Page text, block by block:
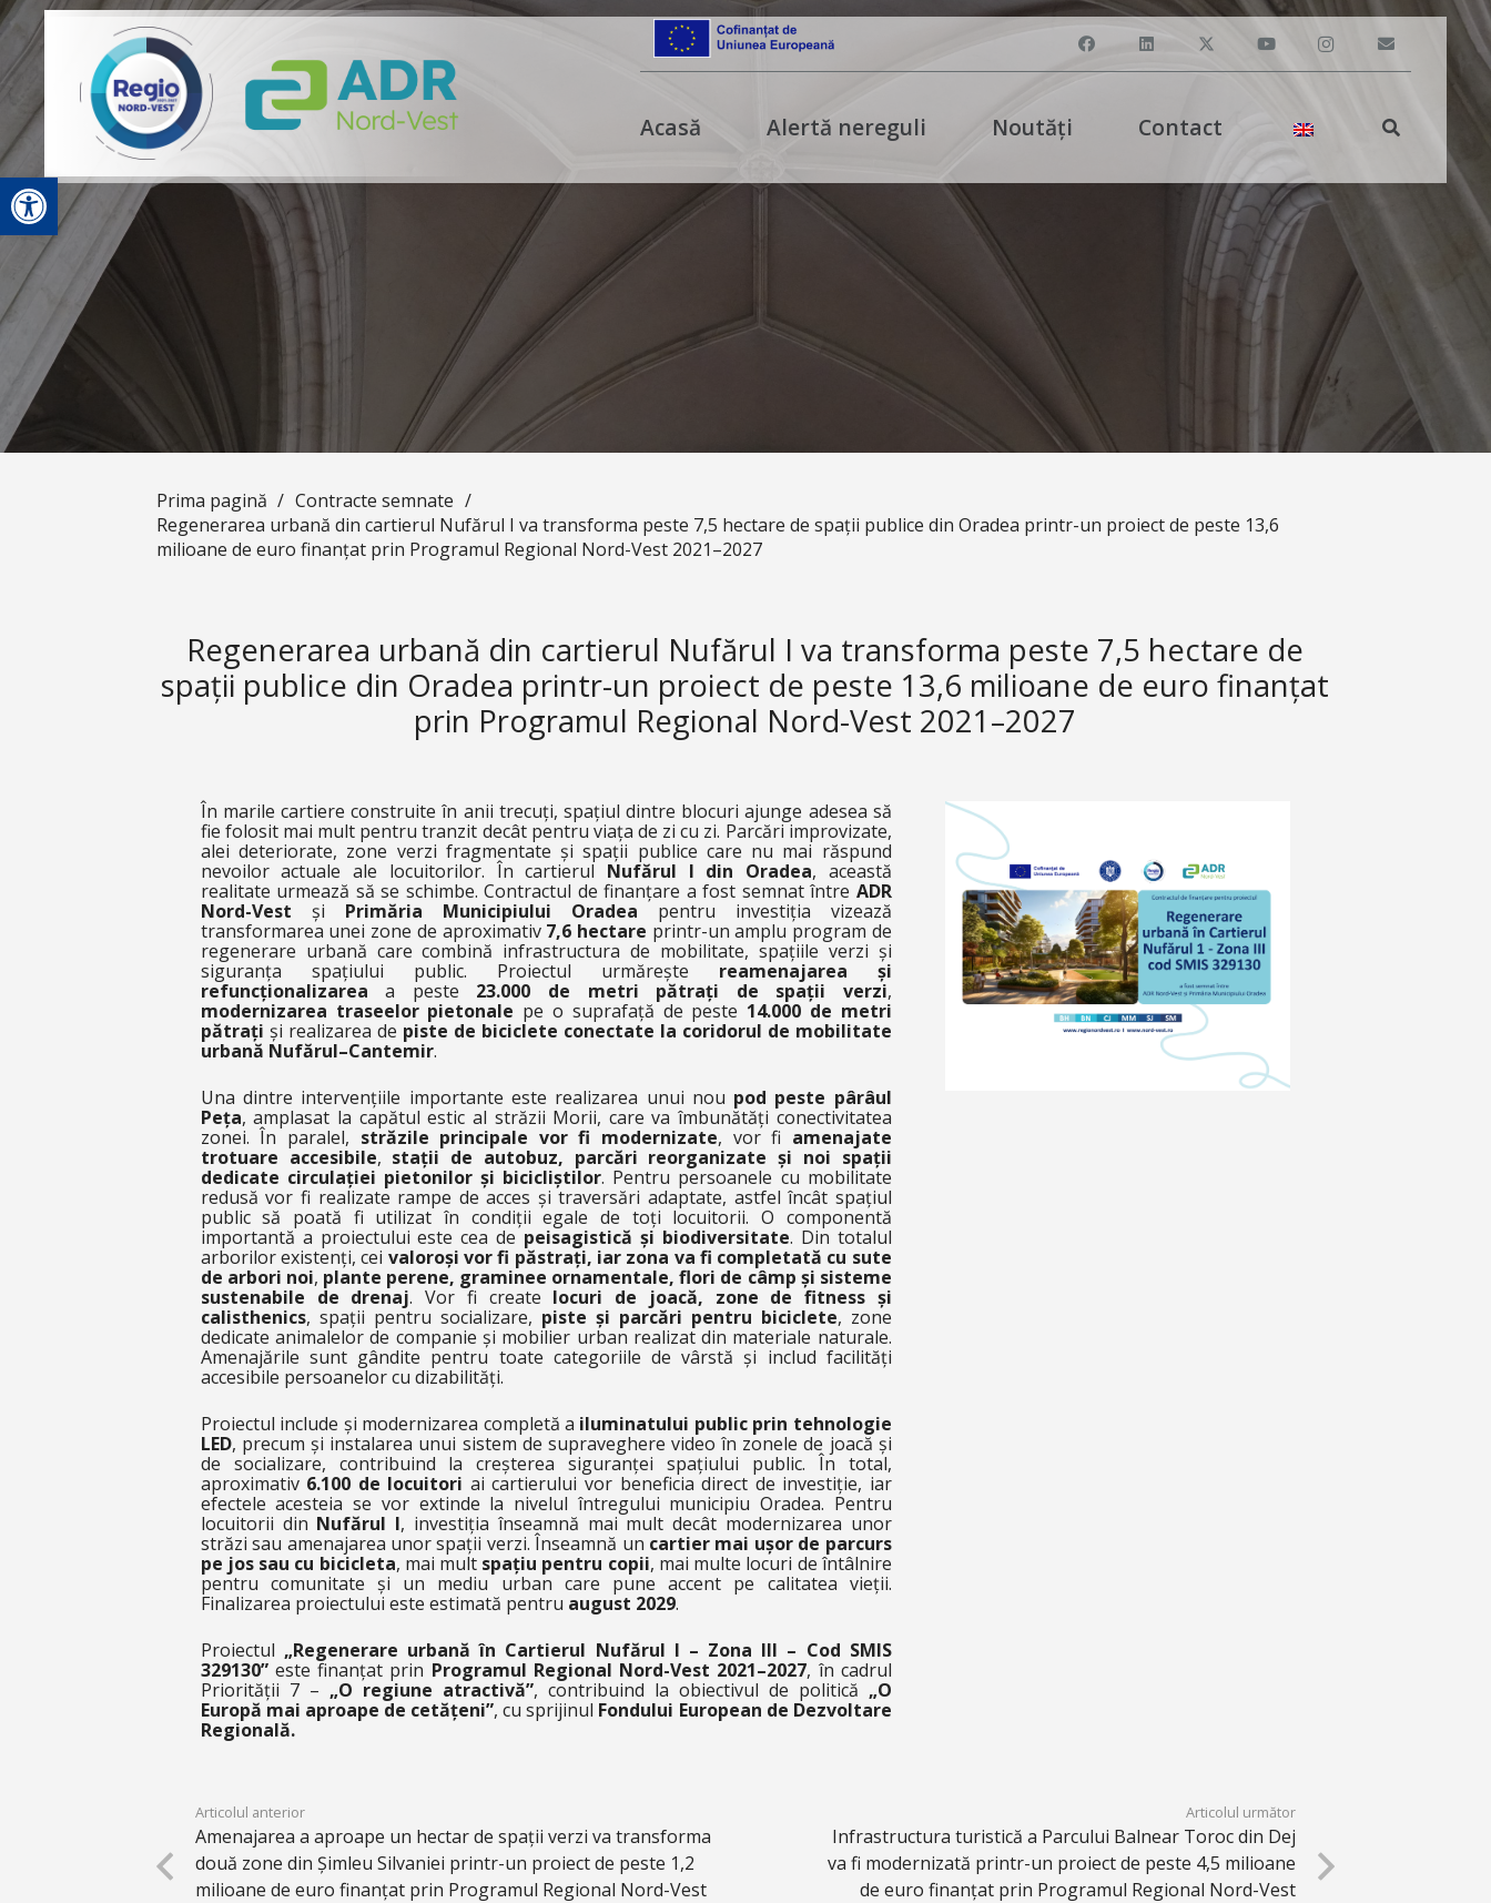
Deschide bara de unelte
Acasă Alertă nereguli Noutăți Contact
Prima pagină / Contracte semnate /
Regenerarea urbană din cartierul Nufărul I va transforma peste 7,5 hectare de spații publice din Oradea printr-un proiect de peste 13,6
milioane de euro finanțat prin Programul Regional Nord-Vest 2021–2027
Regenerarea urbană din cartierul Nufărul I va transforma peste 7,5 hectare de
spații publice din Oradea printr-un proiect de peste 13,6 milioane de euro finanțat
prin Programul Regional Nord-Vest 2021–2027
În marile cartiere construite în anii trecuți, spațiul dintre blocuri ajunge adesea să
fie folosit mai mult pentru tranzit decât pentru viața de zi cu zi. Parcări improvizate,
alei deteriorate, zone verzi fragmentate și spații publice care nu mai răspund
nevoilor actuale ale locuitorilor. În cartierul Nufărul I din Oradea, această
realitate urmează să se schimbe. Contractul de finanțare a fost semnat între ADR
Nord-Vest și Primăria Municipiului Oradea pentru investiția vizează
transformarea unei zone de aproximativ 7,6 hectare printr-un amplu program de
regenerare urbană care combină infrastructura de mobilitate, spațiile verzi și
siguranța spațiului public. Proiectul urmărește reamenajarea și
refuncționalizarea a peste 23.000 de metri pătrați de spații verzi,
modernizarea traseelor pietonale pe o suprafață de peste 14.000 de metri
pătrați și realizarea de piste de biciclete conectate la coridorul de mobilitate
urbană Nufărul–Cantemir.
Una dintre intervențiile importante este realizarea unui nou pod peste pârâul
Peța, amplasat la capătul estic al străzii Morii, care va îmbunătăți conectivitatea
zonei. În paralel, străzile principale vor fi modernizate, vor fi amenajate
trotuare accesibile, stații de autobuz, parcări reorganizate și noi spații
dedicate circulației pietonilor și bicicliștilor. Pentru persoanele cu mobilitate
redusă vor fi realizate rampe de acces și traversări adaptate, astfel încât spațiul
public să poată fi utilizat în condiții egale de toți locuitorii. O componentă
importantă a proiectului este cea de peisagistică și biodiversitate. Din totalul
arborilor existenți, cei valoroși vor fi păstrați, iar zona va fi completată cu sute
de arbori noi, plante perene, graminee ornamentale, flori de câmp și sisteme
sustenabile de drenaj. Vor fi create locuri de joacă, zone de fitness și
calisthenics, spații pentru socializare, piste și parcări pentru biciclete, zone
dedicate animalelor de companie și mobilier urban realizat din materiale naturale.
Amenajările sunt gândite pentru toate categoriile de vârstă și includ facilități
accesibile persoanelor cu dizabilități.
Proiectul include și modernizarea completă a iluminatului public prin tehnologie
LED, precum și instalarea unui sistem de supraveghere video în zonele de joacă și
de socializare, contribuind la creșterea siguranței spațiului public. În total,
aproximativ 6.100 de locuitori ai cartierului vor beneficia direct de investiție, iar
efectele acesteia se vor extinde la nivelul întregului municipiu Oradea. Pentru
locuitorii din Nufărul I, investiția înseamnă mai mult decât modernizarea unor
străzi sau amenajarea unor spații verzi. Înseamnă un cartier mai ușor de parcurs
pe jos sau cu bicicleta, mai mult spațiu pentru copii, mai multe locuri de întâlnire
pentru comunitate și un mediu urban care pune accent pe calitatea vieții.
Finalizarea proiectului este estimată pentru august 2029.
Proiectul „Regenerare urbană în Cartierul Nufărul I – Zona III – Cod SMIS
329130”este finanțat prin Programul Regional Nord-Vest 2021–2027, în cadrul
Priorității 7 – „O regiune atractivă”, contribuind la obiectivul de politică „O
Europă mai aproape de cetățeni”, cu sprijinul Fondului European de Dezvoltare
Regională.
Articolul anterior
Amenajarea a aproape un hectar de spații verzi va transforma
două zone din Șimleu Silvaniei printr-un proiect de peste 1,2
milioane de euro finanțat prin Programul Regional Nord-Vest
Articolul următor
Infrastructura turistică a Parcului Balnear Toroc din Dej
va fi modernizată printr-un proiect de peste 4,5 milioane
de euro finanțat prin Programul Regional Nord-Vest